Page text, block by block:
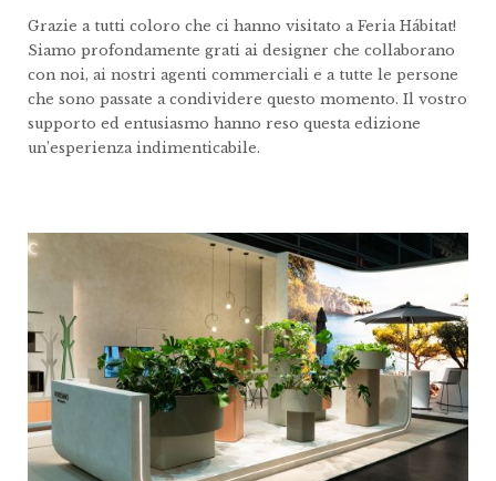
Grazie a tutti coloro che ci hanno visitato a Feria Hábitat!
Siamo profondamente grati ai designer che collaborano
con noi, ai nostri agenti commerciali e a tutte le persone
che sono passate a condividere questo momento. Il vostro
supporto ed entusiasmo hanno reso questa edizione
un’esperienza indimenticabile.